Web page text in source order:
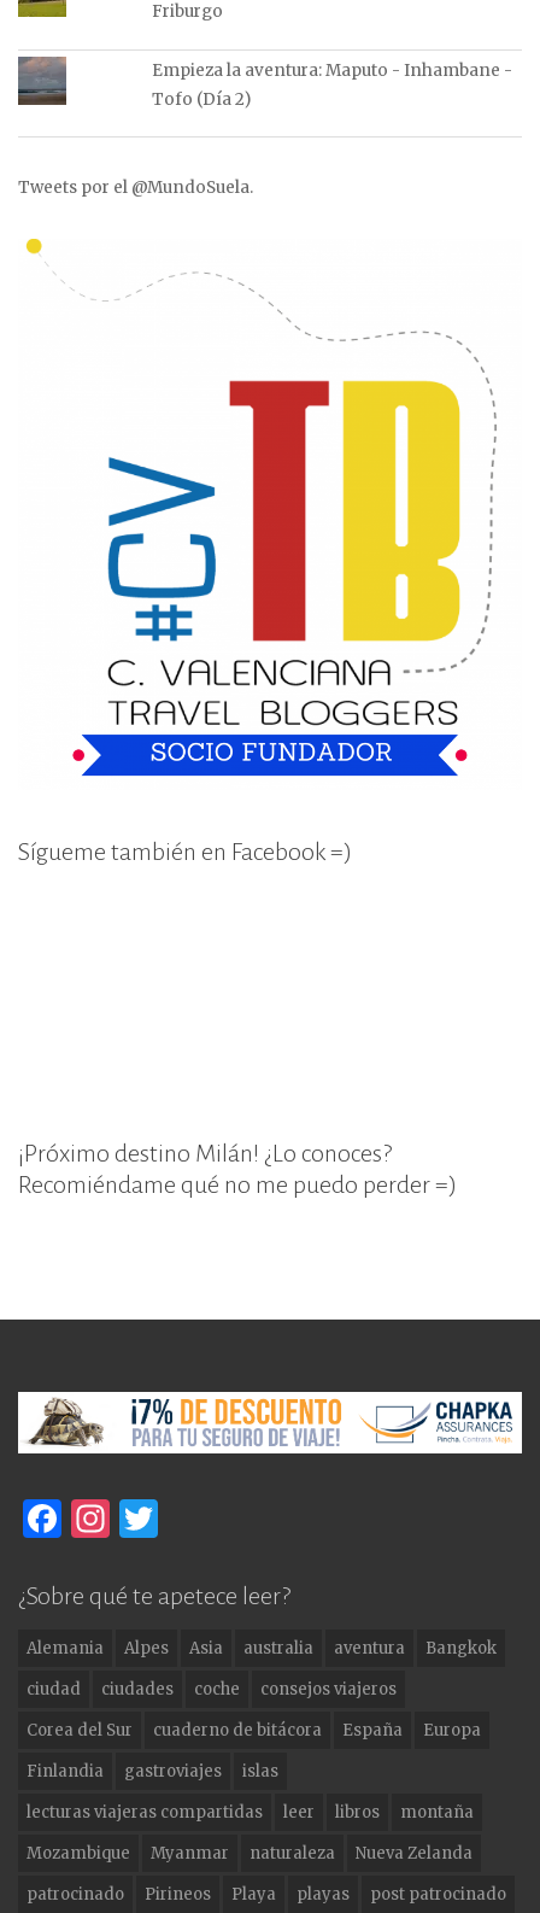
Friburgo
Empieza la aventura: Maputo - Inhambane -
Tofo (Día 2)
Tweets por el @MundoSuela.
Sígueme también en Facebook =)
¡Próximo destino Milán! ¿Lo conoces?
Recomiéndame qué no me puedo perder =)
F
c
e
b
o
o
k
In
a
g
ra
m
it
te
r
¿Sobre qué te apetece leer?
Alemania Alpes Asia australia aventura
Bangkok
ciudad
ciudades coche
consejos viajeros
Corea del Sur
cuaderno de bitácora España
Europa
Finlandia
gastroviajes
islas
lecturas viajeras compartidas
leer libros
montaña
Mozambique
Myanmar naturaleza
Nueva Zelanda
patrocinado
Pirineos Playa playas post patrocinado